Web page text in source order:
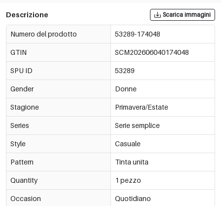
Descrizione Scarica immagini
Numero del prodotto 53289-174048
GTIN SCM202606040174048
SPU ID 53289
Gender Donne
Stagione Primavera/Estate
Series Serie semplice
Style Casuale
Pattern Tinta unita
Quantity 1 pezzo
Occasion Quotidiano